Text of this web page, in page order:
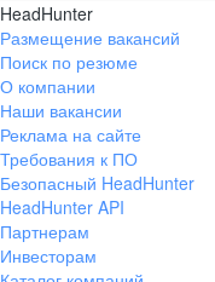
HeadHunter
Размещение вакансий
Поиск по резюме
О компании
Наши вакансии
Реклама на сайте
Требования к ПО
Безопасный HeadHunter
HeadHunter API
Партнерам
Инвесторам